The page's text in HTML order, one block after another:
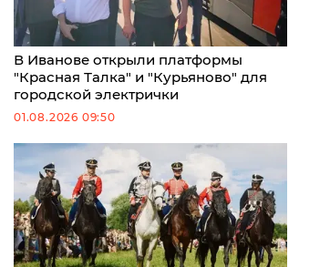
В Иванове открыли платформы
"Красная Талка" и "Курьяново" для
городской электрички
01.08.2026 09:50